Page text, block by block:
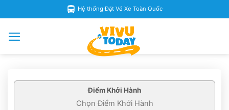
Hệ thống Đặt Vé Xe Toàn Quốc
Điểm Khởi Hành